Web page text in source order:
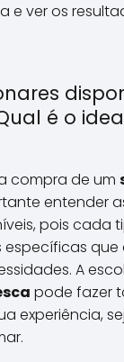
e ver os
é o
compra de um
entender
pois cada
que
A
pode fazer
experiência,